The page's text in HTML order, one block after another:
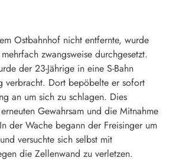
Ostbahnhof nicht entfernte, wurde
zwangsweise durchgesetzt.
der 23-Jährige in eine S-Bahn
verbracht. Dort bepöbelte er sofort
an um sich zu schlagen. Dies
Gewahrsam und die Mitnahme
der Wache begann der Freisinger um
versuchte sich selbst mit
die Zellenwand zu verletzen.